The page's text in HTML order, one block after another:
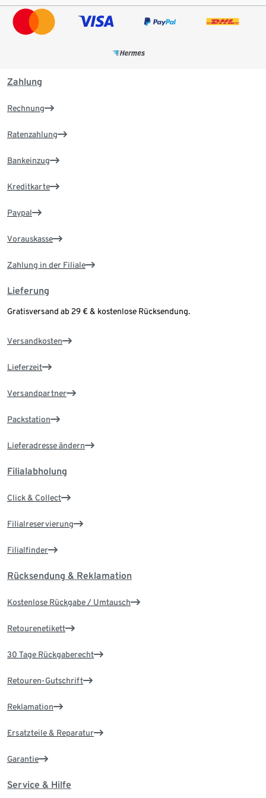
Zahlung
Rechnung
Ratenzahlung
Bankeinzug
Kreditkarte
Paypal
Vorauskasse
Zahlung in der Filiale
Lieferung
Gratisversand ab 29 € & kostenlose Rücksendung.
Versandkosten
Lieferzeit
Versandpartner
Packstation
Lieferadresse ändern
Filialabholung
Click & Collect
Filialreservierung
Filialfinder
Rücksendung & Reklamation
Kostenlose Rückgabe / Umtausch
Retourenetikett
30 Tage Rückgaberecht
Retouren-Gutschrift
Reklamation
Ersatzteile & Reparatur
Garantie
Service & Hilfe